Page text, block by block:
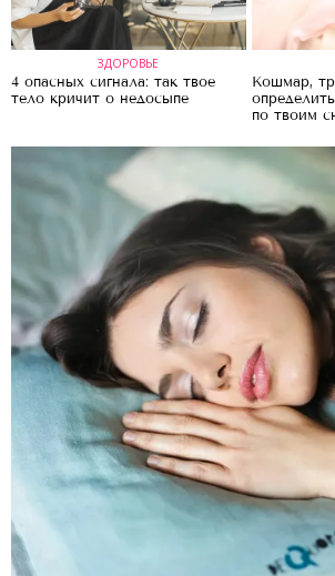
ЗДОРОВЬЕ
4 опасных сигнала: так твое
тело кричит о недосыпе
Кошмар,
по твоим